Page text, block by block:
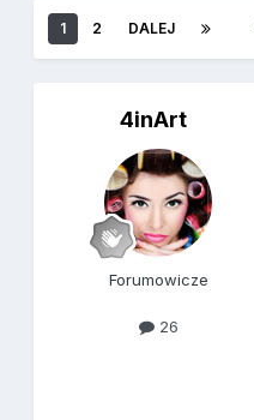
1 2 DALEJ
4inArt
Forumowicze
26